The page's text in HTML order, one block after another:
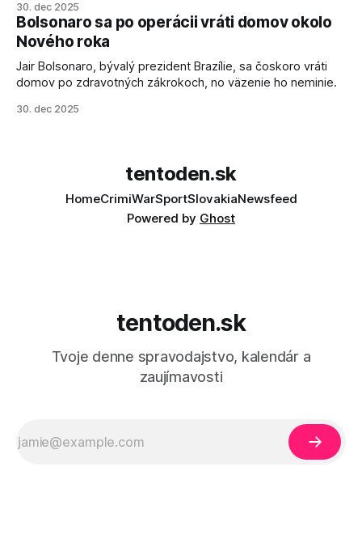
schopnosti. Informovali o tom štátne médiá KĽDR, na ktoré
sa odvoláva agentúra AFP.
30. dec 2025
Bolsonaro sa po operácii vráti domov okolo
Nového roka
Jair Bolsonaro, bývalý prezident Brazílie, sa čoskoro vráti
domov po zdravotných zákrokoch, no väzenie ho neminie.
30. dec 2025
tentoden.sk
HomeCrimiWarSportSlovakiaNewsfeed
Powered by Ghost
tentoden.sk
Tvoje denne spravodajstvo, kalendár a
zaujímavosti